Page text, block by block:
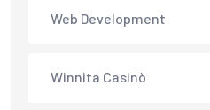
Web Development
Winnita Casinò